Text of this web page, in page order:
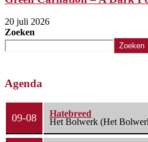
20 juli 2026
Zoeken
Zoeken
Agenda
09-08
Hatebreed
Het Bolwerk (Het